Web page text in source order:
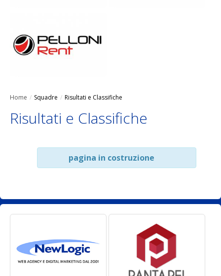
Home / Squadre / Risultati e Classifiche
Risultati e Classifiche
pagina in costruzione